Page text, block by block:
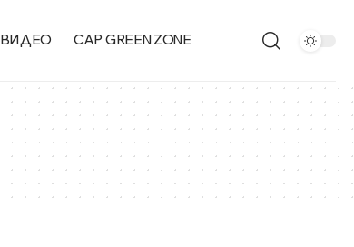
ВИДЕО CAP GREEN ZONE